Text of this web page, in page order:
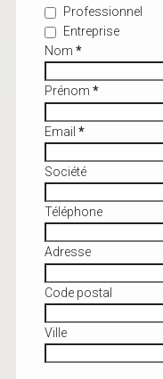
Professionnel
Entreprise
Nom *
Prénom *
Email *
Société
Téléphone
Adresse
Code postal
Ville